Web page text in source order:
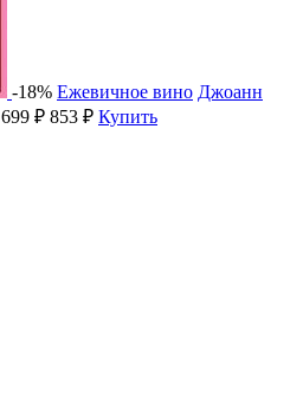
-18% Ежевичное вино Джоанн
699 ₽ 853 ₽ Купить